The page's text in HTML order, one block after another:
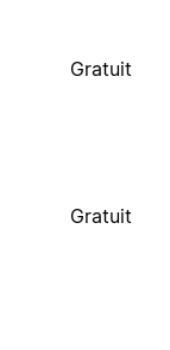
Gratuit
Gratuit